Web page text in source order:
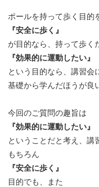
ポールを持って歩く目的
『安全に歩く』
が目的なら、持って歩く
『効果的に運動したい』
という目的なら、講習会
基礎から学んだほうが良
今回のご質問の趣旨は
『効果的に運動したい』
ということだと考え、講
もちろん
『安全に歩く』
目的でも、また